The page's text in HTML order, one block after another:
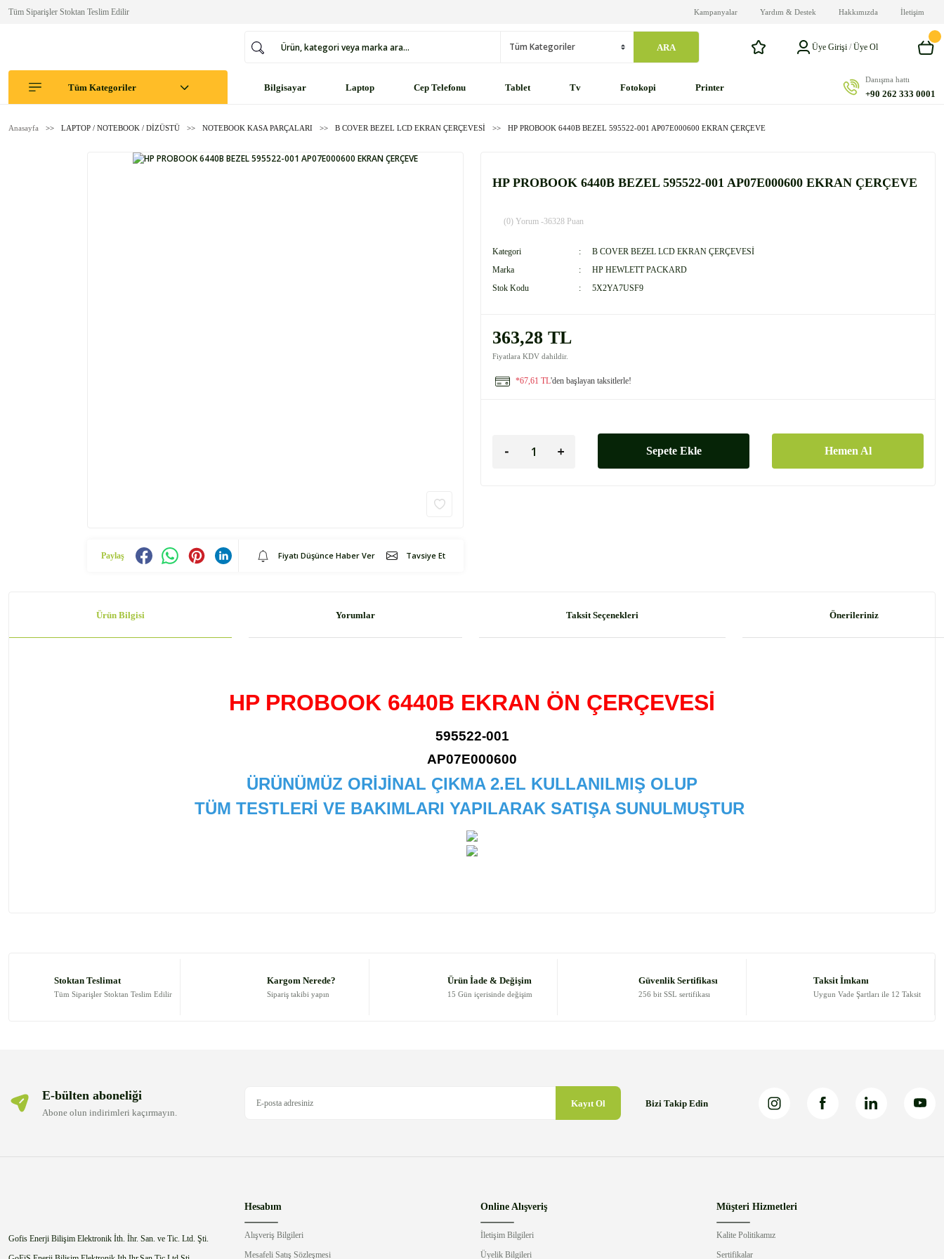
Tüm Siparişler Stoktan Teslim Edilir Kampanyalar Yardım & Destek Hakkımızda İletişim
ARA Üye Girişi /Üye Ol
Tüm Kategoriler Bilgisayar Laptop Cep Telefonu Tablet Tv Fotokopi Printer
Danışma hattı
+90 262 333 0001
Anasayfa LAPTOP / NOTEBOOK / DİZÜSTÜ NOTEBOOK KASA PARÇALARI B COVER BEZEL LCD EKRAN ÇERÇEVESİ HP PROBOOK 6440B BEZEL 595522-001 AP07E000600 EKRAN ÇERÇEVE
Paylaş Fiyatı Düşünce Haber Ver Tavsiye Et
HP PROBOOK 6440B BEZEL 595522-001 AP07E000600 EKRAN ÇERÇEVE
(0) Yorum -36328 Puan
Kategori
B COVER BEZEL LCD EKRAN ÇERÇEVESİ
Marka
HP HEWLETT PACKARD
Stok Kodu
5X2YA7USF9
363,28 TL
Fiyatlara KDV dahildir.
*67,61 TL'den başlayan taksitlerle!
Sepete Ekle Hemen Al
Ürün Bilgisi Yorumlar Taksit Seçenekleri Önerileriniz
HP PROBOOK 6440B EKRAN ÖN ÇERÇEVESİ
595522-001
AP07E000600
ÜRÜNÜMÜZ ORİJİNAL ÇIKMA 2.EL KULLANILMIŞ OLUP
TÜM TESTLERİ VE BAKIMLARI YAPILARAK SATIŞA SUNULMUŞTUR
Ürün bilgilerinde hatalar bulunuyor.
Stoktan Teslimat
Tüm Siparişler Stoktan Teslim Edilir
Kargom Nerede?
Sipariş takibi yapın
Ürün İade & Değişim
15 Gün içerisinde değişim
Güvenlik Sertifikası
256 bit SSL sertifikası
Taksit İmkanı
Uygun Vade Şartları ile 12 Taksit
E-bülten aboneliği
Abone olun indirimleri kaçırmayın.
Kayıt Ol Bizi Takip Edin
Gofis Enerji Bilişim Elektronik İth. İhr. San. ve Tic. Ltd. Şti.
Hesabım
Alışveriş Bilgileri
Mesafeli Satış Sözleşmesi
Online Alışveriş
İletişim Bilgileri
Üyelik Bilgileri
Müşteri Hizmetleri
Kalite Politikamız
Sertifikalar